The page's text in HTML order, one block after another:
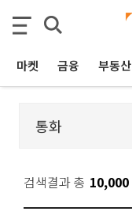
마켓 금융 부동산
검색결과 총 10,000